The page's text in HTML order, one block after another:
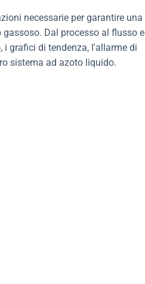
necessarie per garantire una
Dal processo al flusso e
grafici di tendenza, l'allarme di
sistema ad azoto liquido.